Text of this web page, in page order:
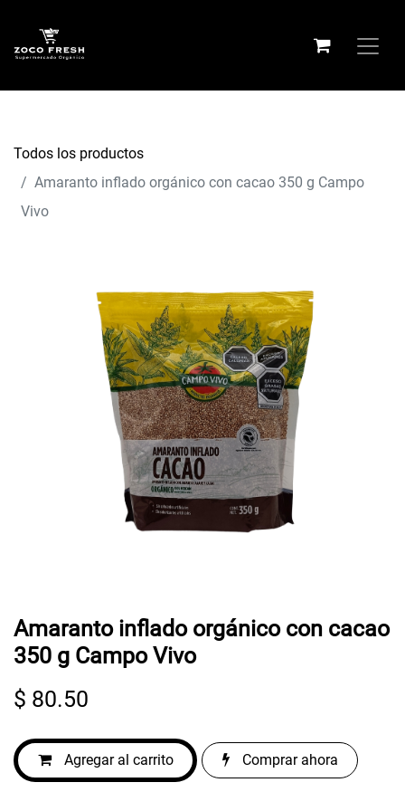
Todos los productos
Amaranto inflado orgánico con cacao 350 g Campo
Vivo
Amaranto inflado orgánico con cacao
350 g Campo Vivo
$ 80.50
Agregar al carrito Comprar ahora